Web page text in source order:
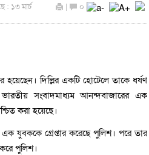
: ১৩ মার্চ
| ০
হয়েছেন। দিল্লির একটি হোটেলে তাকে ধর্ষণ
সংবাদমাধ্যম আনন্দবাজারের এক
করা হয়েছে।
যুবককে গ্রেপ্তার করেছে পুলিশ। পরে তার
পুলিশ।